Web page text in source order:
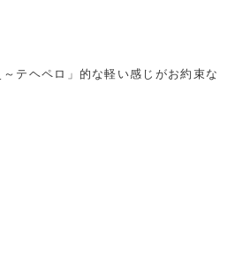
テヘペロ」的な軽い感じがお約束な